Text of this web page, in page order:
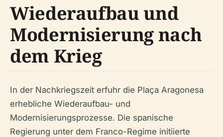
Wiederaufbau und
Modernisierung nach
dem Krieg
In der Nachkriegszeit erfuhr die Plaça Aragonesa
erhebliche Wiederaufbau- und
Modernisierungsprozesse. Die spanische
Regierung unter dem Franco-Regime initiierte